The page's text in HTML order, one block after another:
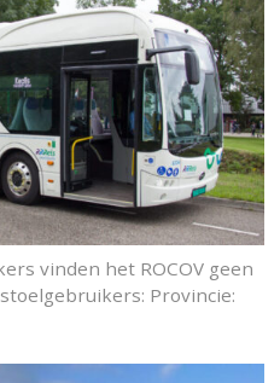
vinden het ROCOV geen
Provincie: